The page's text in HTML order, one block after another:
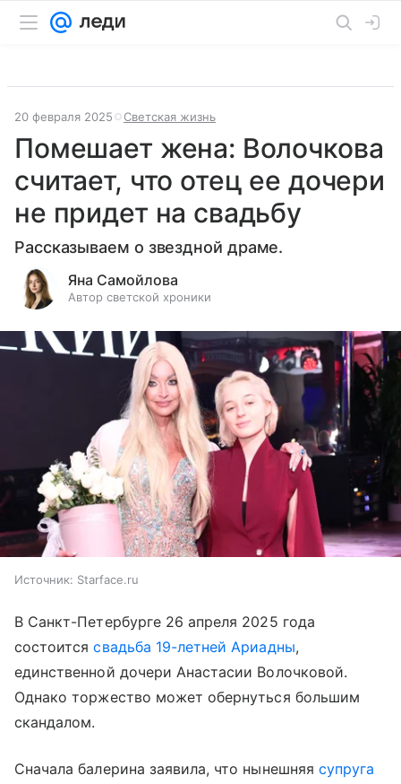
20 февраля 2025 Светская жизнь
Помешает жена: Волочкова
считает, что отец ее дочери
не придет на свадьбу
Рассказываем о звездной драме.
Яна Самойлова
Автор светской хроники
Источник: Starface.ru
В Санкт-Петербурге 26 апреля 2025 года
состоитсясвадьба 19-летней Ариадны,
единственной дочери Анастасии Волочковой.
Однако торжество может обернуться большим
скандалом.
Сначала балерина заявила, что нынешняя супруга